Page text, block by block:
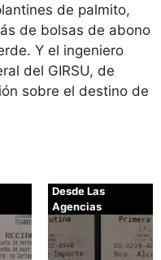
de palmito,
de bolsas de abono
Y el ingeniero
del GIRSU, de
sobre el destino de
Desde Las
Agencias